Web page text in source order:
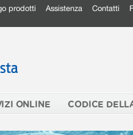
prodotti Assistenza Contatti
ONLINE CODICE